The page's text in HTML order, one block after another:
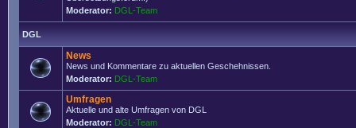
Moderator: DGL-Team
DGL
News
News und Kommentare zu aktuellen Geschehnissen.
Moderator: DGL-Team
Umfragen
Aktuelle und alte Umfragen von DGL
Moderator: DGL-Team